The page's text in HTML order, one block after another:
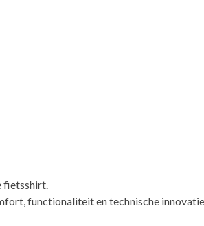
fietsshirt.
functionaliteit en technische